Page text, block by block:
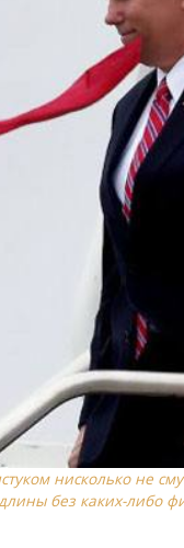
нисколько не
без каких-либо